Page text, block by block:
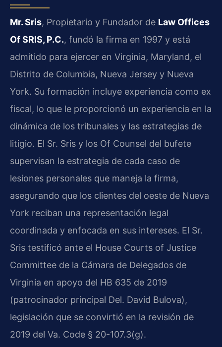
Mr. Sris, Propietario y Fundador de Law Offices
Of SRIS, P.C., fundó la firma en 1997 y está
admitido para ejercer en Virginia, Maryland, el
Distrito de Columbia, Nueva Jersey y Nueva
York. Su formación incluye experiencia como ex
fiscal, lo que le proporcionó un experiencia en la
dinámica de los tribunales y las estrategias de
litigio. El Sr. Sris y los Of Counsel del bufete
supervisan la estrategia de cada caso de
lesiones personales que maneja la firma,
asegurando que los clientes del oeste de Nueva
York reciban una representación legal
coordinada y enfocada en sus intereses. El Sr.
Sris testificó ante el House Courts of Justice
Committee de la Cámara de Delegados de
Virginia en apoyo del HB 635 de 2019
(patrocinador principal Del. David Bulova),
legislación que se convirtió en la revisión de
2019 del Va. Code § 20-107.3(g).